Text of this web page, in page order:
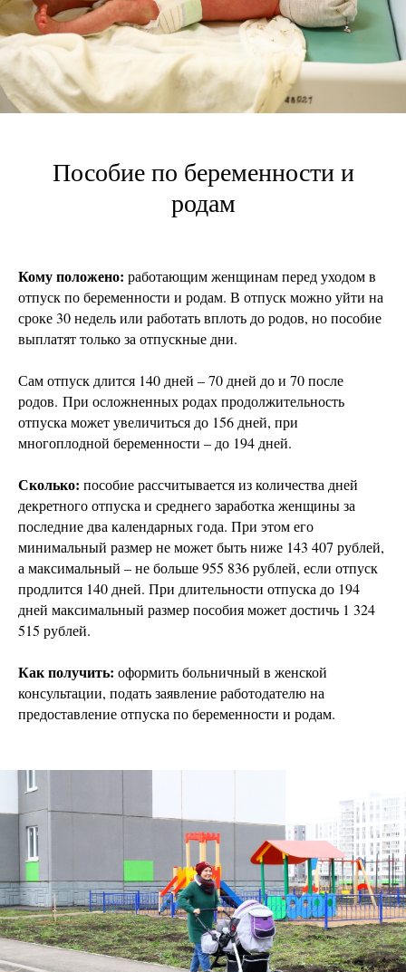
Пособие по беременности и
родам
Кому положено: работающим женщинам перед уходом в
отпуск по беременности и родам. В отпуск можно уйти на
сроке 30 недель или работать вплоть до родов, но пособие
выплатят только за отпускные дни.
Сам отпуск длится 140 дней – 70 дней до и 70 после
родов. При осложненных родах продолжительность
отпуска может увеличиться до 156 дней, при
многоплодной беременности – до 194 дней.
Сколько: пособие рассчитывается из количества дней
декретного отпуска и среднего заработка женщины за
последние два календарных года. При этом его
минимальный размер не может быть ниже 143 407 рублей,
а максимальный – не больше 955 836 рублей, если отпуск
продлится 140 дней. При длительности отпуска до 194
дней максимальный размер пособия может достичь 1 324
515 рублей.
Как получить: оформить больничный в женской
консультации, подать заявление работодателю на
предоставление отпуска по беременности и родам.